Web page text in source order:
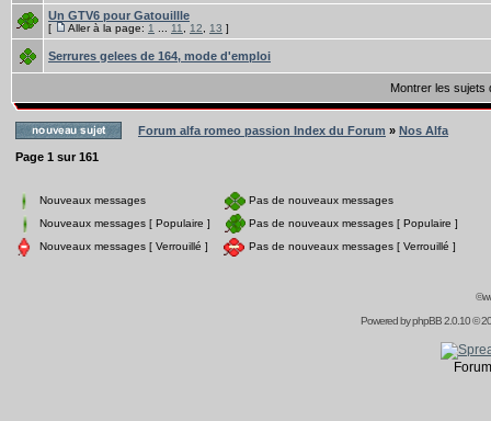
Un GTV6 pour Gatouillle
[ Aller à la page: 1 11 12 13 ]
Serrures gelees de 164, mode d'emploi
Montrer les sujets
Forum alfa romeo passion Index du Forum » Nos Alfa
Page 1 sur 161
Nouveaux messages
Pas de nouveaux messages
Nouveaux messages [ Populaire ]
Pas de nouveaux messages [ Populaire ]
Nouveaux messages [ Verrouillé ]
Pas de nouveaux messages [ Verrouillé ]
Powered byphpBB2.0.10 ©